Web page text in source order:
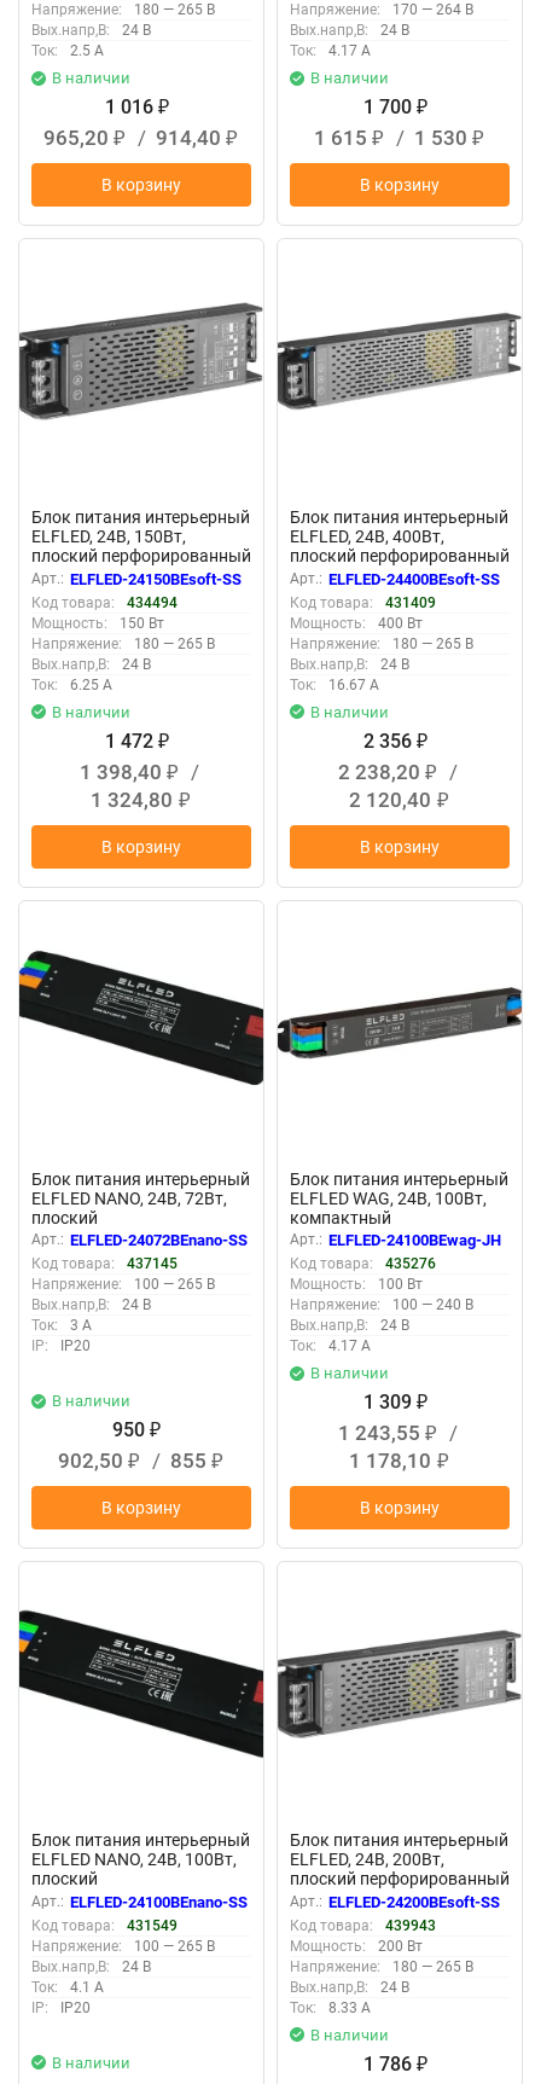
Напряжение:
180 — 265 В
Вых.напр,В:
24 В
Ток:
2.5 А
В наличии
1 016 ₽
965,20 ₽ / 914,40 ₽
В корзину
Напряжение:
170 — 264 В
Вых.напр,В:
24 В
Ток:
4.17 А
В наличии
1 700 ₽
1 615 ₽ / 1 530 ₽
В корзину
Блок питания интерьерный
ELFLED, 24В, 150Вт,
плоский перфорированный
корпус (с плавным пуском)
Арт.: ELFLED-24150BEsoft-SS
Код товара:
434494
Мощность:
150 Вт
Напряжение:
180 — 265 В
Вых.напр,В:
24 В
Ток:
6.25 А
В наличии
1 472 ₽
1 398,40 ₽
/
1 324,80 ₽
В корзину
Блок питания интерьерный
ELFLED, 24В, 400Вт,
плоский перфорированный
корпус (с плавным пуском)
Арт.: ELFLED-24400BEsoft-SS
Код товара:
431409
Мощность:
400 Вт
Напряжение:
180 — 265 В
Вых.напр,В:
24 В
Ток:
16.67 А
В наличии
2 356 ₽
2 238,20 ₽
/
2 120,40 ₽
В корзину
Блок питания интерьерный
ELFLED NANO, 24В, 72Вт,
плоский
Арт.: ELFLED-24072BEnano-SS
Код товара:
437145
Напряжение:
100 — 265 В
Вых.напр,В:
24 В
Ток:
3 А
IP:
IP20
В наличии
950 ₽
902,50 ₽ / 855 ₽
В корзину
Блок питания интерьерный
ELFLED WAG, 24В, 100Вт,
компактный
металлический корпус с
ваггами
Арт.: ELFLED-24100BEwag-JH
Код товара:
435276
Мощность:
100 Вт
Напряжение:
100 — 240 В
Вых.напр,В:
24 В
Ток:
4.17 А
В наличии
1 309 ₽
1 243,55 ₽
/
1 178,10 ₽
В корзину
Блок питания интерьерный
ELFLED NANO, 24В, 100Вт,
плоский
Арт.: ELFLED-24100BEnano-SS
Код товара:
431549
Напряжение:
100 — 265 В
Вых.напр,В:
24 В
Ток:
4.1 А
IP:
IP20
В наличии
Блок питания интерьерный
ELFLED, 24В, 200Вт,
плоский перфорированный
корпус (с плавным пуском)
Арт.: ELFLED-24200BEsoft-SS
Код товара:
439943
Мощность:
200 Вт
Напряжение:
180 — 265 В
Вых.напр,В:
24 В
Ток:
8.33 А
В наличии
1 786 ₽